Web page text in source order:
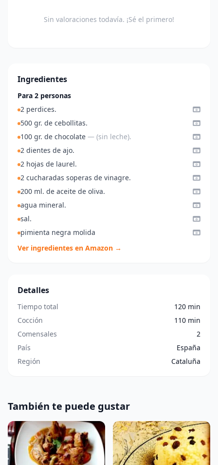
Sin valoraciones todavía. ¡Sé el primero!
Ingredientes
Para 2 personas
2 perdices.
500 gr. de cebollitas.
100 gr. de chocolate — (sin leche).
2 dientes de ajo.
2 hojas de laurel.
2 cucharadas soperas de vinagre.
200 ml. de aceite de oliva.
agua mineral.
sal.
pimienta negra molida
Ver ingredientes en Amazon →
Detalles
Tiempo total
120 min
Cocción
110 min
Comensales
2
País
España
Región
Cataluña
También te puede gustar